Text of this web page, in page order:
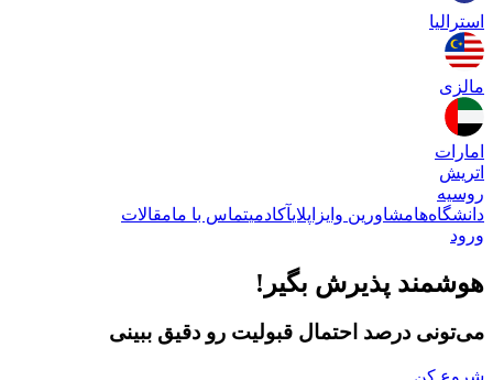
استرالیا
مالزی
امارات
اتریش
روسیه
دانشگاه‌هامشاورین وایزاپلایآکادمیتماس با مامقالات
ورود
هوشمند پذیرش بگیر!
می‌تونی درصد احتمال قبولیت رو دقیق ببینی
شروع کن